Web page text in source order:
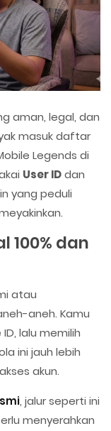
aman, legal, dan
masuk daftar
Legends di
User IDdan
yang peduli
100% dan
atau
aneh. Kamu
lalu memilih
ini jauh lebih
akun.
, jalur seperti ini
menyerahkan